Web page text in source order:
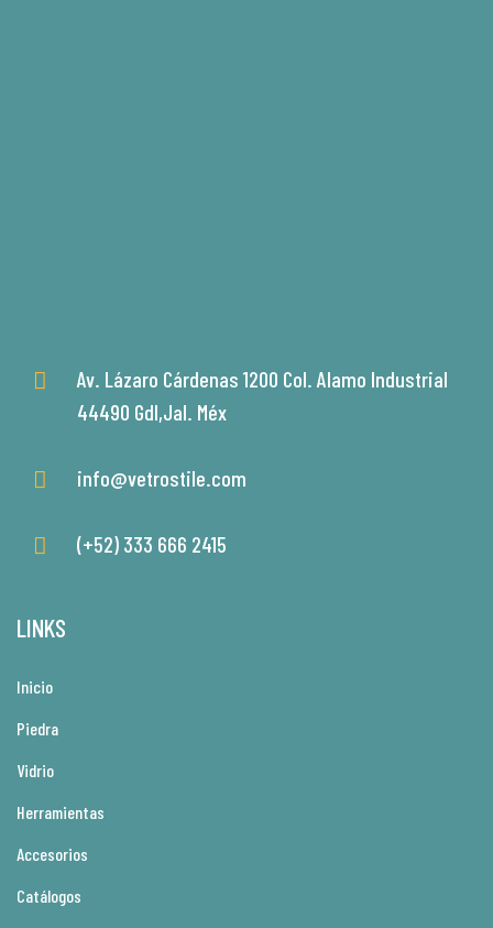
Av. Lázaro Cárdenas 1200 Col. Alamo Industrial
44490 Gdl,Jal. Méx
info@vetrostile.com
(+52) 333 666 2415
LINKS
Inicio
Piedra
Vidrio
Herramientas
Accesorios
Catálogos